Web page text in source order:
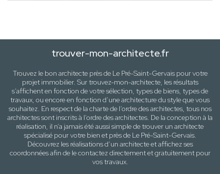
trouver-mon-architecte.fr
Trouvez le bon architecte près de Le Pré-Saint-Gervaispour votre
projet immobilier. Sur trouvez-mon-architecte, les résultats
s’affichent en fonction de votre sélection, types de biens, types de
travaux, ou encore en fonction d’une architecturedu style que vous
souhaitez. En respect de la charte de l’ordre des architectes, tous nos
architectes sont inscrits à l’ordre des architectes. De la conception à la
réalisation, il n’a jamais été aussi simple de trouver un architecte
spécialisé pour votre bien et près de Le Pré-Saint-Gervais.
Découvrez les réalisations d’un architecte et affichez ses
coordonnées afin de le contactez directement et gratuitement pour
vos travaux.